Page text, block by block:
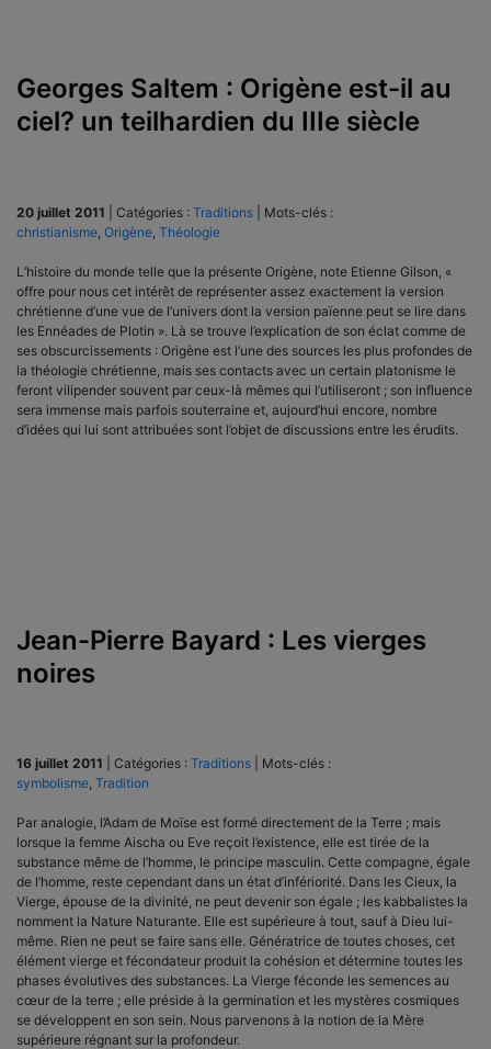
Georges Saltem : Origène est-il au
ciel? un teilhardien du IIIe siècle
20 juillet 2011 Catégories : Traditions
Mots-clés :
christianisme Origène Théologie
L’histoire du monde telle que la présente Origène, note Etienne Gilson, «
offre pour nous cet intérêt de représenter assez exactement la version
chrétienne d’une vue de l’univers dont la version païenne peut se lire dans
les Ennéades de Plotin ». Là se trouve l’explication de son éclat comme de
ses obscurcissements : Origène est l’une des sources les plus profondes de
la théologie chrétienne, mais ses contacts avec un certain platonisme le
feront vilipender souvent par ceux-là mêmes qui l’utiliseront ; son influence
sera immense mais parfois souterraine et, aujourd’hui encore, nombre
d’idées qui lui sont attribuées sont l’objet de discussions entre les érudits.
Jean-Pierre Bayard : Les vierges
noires
16 juillet 2011 Catégories : Traditions
Mots-clés :
symbolisme Tradition
Par analogie, l’Adam de Moïse est formé directement de la Terre ; mais
lorsque la femme Aischa ou Eve reçoit l’existence, elle est tirée de la
substance même de l’homme, le principe masculin. Cette compagne, égale
de l’homme, reste cependant dans un état d’infériorité. Dans les Cieux, la
Vierge, épouse de la divinité, ne peut devenir son égale ; les kabbalistes la
nomment la Nature Naturante. Elle est supérieure à tout, sauf à Dieu lui-
même. Rien ne peut se faire sans elle. Génératrice de toutes choses, cet
élément vierge et fécondateur produit la cohésion et détermine toutes les
phases évolutives des substances. La Vierge féconde les semences au
cœur de la terre ; elle préside à la germination et les mystères cosmiques
se développent en son sein. Nous parvenons à la notion de la Mère
supérieure régnant sur la profondeur.